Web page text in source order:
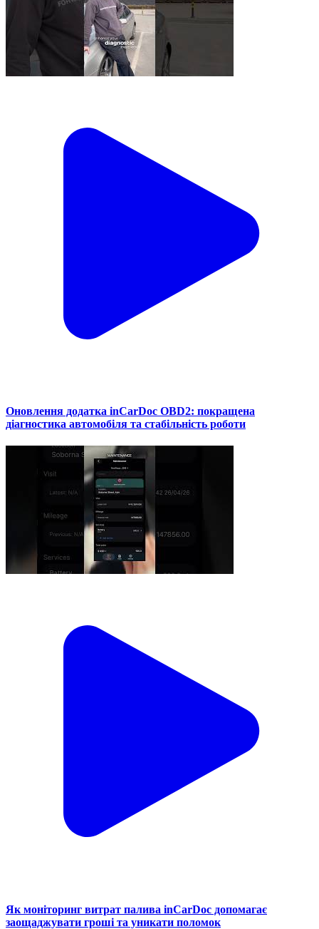
Оновлення додатка inCarDoc OBD2: покращена
діагностика автомобіля та стабільність роботи
Як моніторинг витрат палива inCarDoc допомагає
заощаджувати гроші та уникати поломок